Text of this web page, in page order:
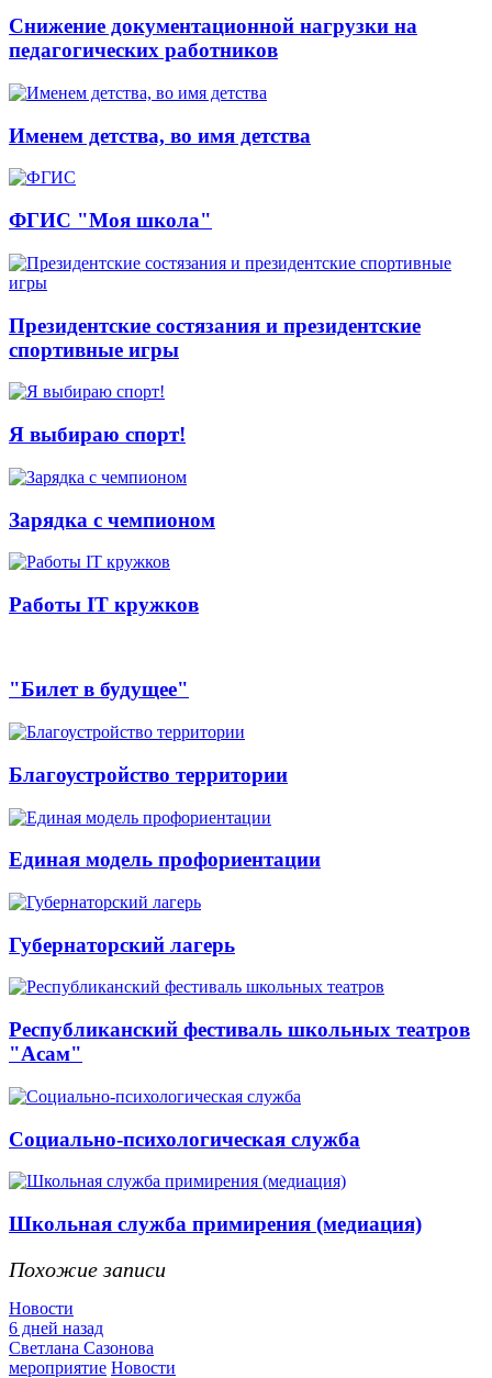
Снижение документационной нагрузки на
педагогических работников
Именем детства, во имя детства
ФГИС "Моя школа"
Президентские состязания и президентские
спортивные игры
Я выбираю спорт!
Зарядка с чемпионом
Работы IT кружков
"Билет в будущее"
Благоустройство территории
Единая модель профориентации
Губернаторский лагерь
Республиканский фестиваль школьных театров
"Асам"
Социально-психологическая служба
Школьная служба примирения (медиация)
Похожие записи
Новости
6 дней назад
Светлана Сазонова
мероприятие Новости